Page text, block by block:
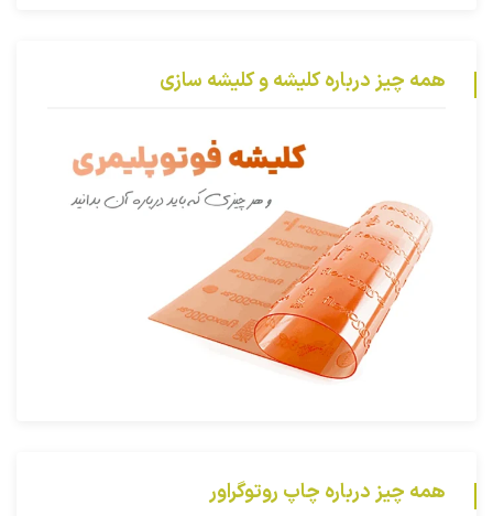
همه چیز درباره کلیشه و کلیشه سازی
همه چیز درباره چاپ روتوگراور